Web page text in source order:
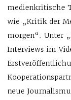
medienkritische
wie „Kritik der
morgen“. Unter
Interviews im
neue